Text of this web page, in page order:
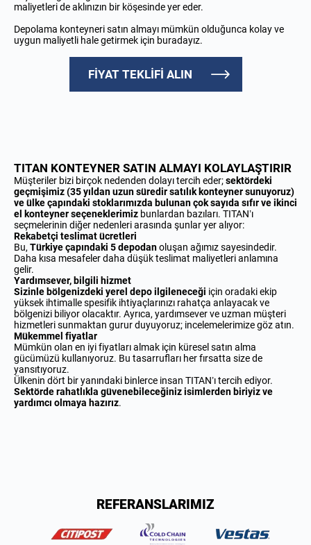
maliyetleri de aklınızın bir köşesinde yer eder.
Depolama konteyneri satın almayı mümkün olduğunca kolay ve
uygun maliyetli hale getirmek için buradayız.
FİYAT TEKLİFİ ALIN
TITAN KONTEYNER SATIN ALMAYI KOLAYLAŞTIRIR
Müşteriler bizi birçok nedenden dolayı tercih eder;sektördeki
geçmişimiz (35 yıldan uzun süredir satılık konteyner sunuyoruz)
ve ülke çapındaki stoklarımızda bulunan çok sayıda sıfır ve ikinci
el konteyner seçeneklerimiz bunlardan bazıları. TITAN’ı
seçmelerinin diğer nedenleri arasında şunlar yer alıyor:
Rekabetçi teslimat ücretleri
Bu, Türkiye çapındaki 5 depodanoluşan ağımız sayesindedir.
Daha kısa mesafeler daha düşük teslimat maliyetleri anlamına
gelir.
Yardımsever, bilgili hizmet
Sizinle bölgenizdeki yerel depo ilgileneceği için oradaki ekip
yüksek ihtimalle spesifik ihtiyaçlarınızı rahatça anlayacak ve
bölgenizi biliyor olacaktır. Ayrıca, yardımsever ve uzman müşteri
hizmetleri sunmaktan gurur duyuyoruz; incelemelerimize göz atın.
Mükemmel fiyatlar
Mümkün olan en iyi fiyatları almak için küresel satın alma
gücümüzü kullanıyoruz. Bu tasarrufları her fırsatta size de
yansıtıyoruz.
Ülkenin dört bir yanındaki binlerce insan TITAN’ı tercih ediyor.
Sektörde rahatlıkla güvenebileceğiniz isimlerden biriyiz ve
yardımcı olmaya hazırız.
REFERANSLARIMIZ